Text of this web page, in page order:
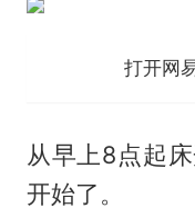
打开网
从早上8点起
开始了。